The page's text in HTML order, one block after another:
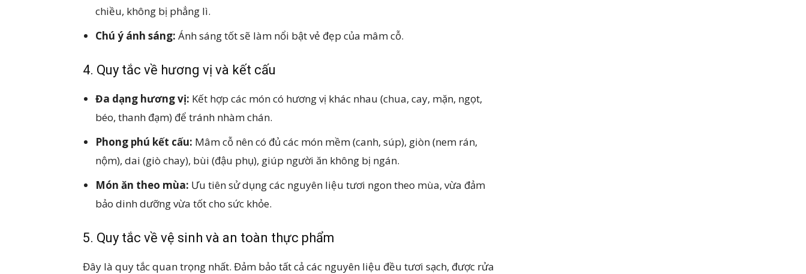
chiều, không bị phẳng lì.
Chú ý ánh sáng: Ánh sáng tốt sẽ làm nổi bật vẻ đẹp của mâm cỗ.
4. Quy tắc về hương vị và kết cấu
Đa dạng hương vị: Kết hợp các món có hương vị khác nhau (chua, cay, mặn, ngọt,
béo, thanh đạm) để tránh nhàm chán.
Phong phú kết cấu: Mâm cỗ nên có đủ các món mềm (canh, súp), giòn (nem rán,
nộm), dai (giò chay), bùi (đậu phụ), giúp người ăn không bị ngán.
Món ăn theo mùa: Ưu tiên sử dụng các nguyên liệu tươi ngon theo mùa, vừa đảm
bảo dinh dưỡng vừa tốt cho sức khỏe.
5. Quy tắc về vệ sinh và an toàn thực phẩm
Đây là quy tắc quan trọng nhất. Đảm bảo tất cả các nguyên liệu đều tươi sạch, được rửa